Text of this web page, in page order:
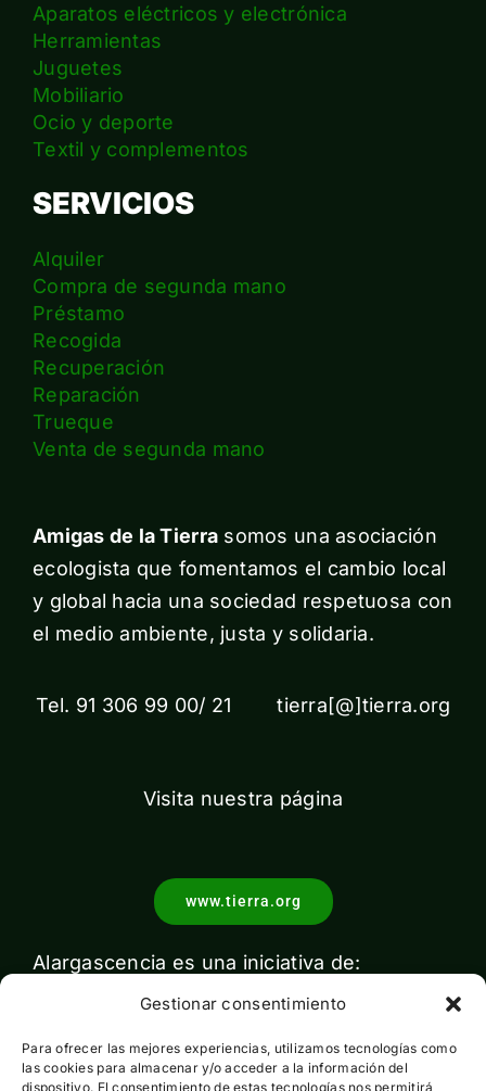
Gestionar consentimiento
Para ofrecer las mejores experiencias, utilizamos tecnologías como
las cookies para almacenar y/o acceder a la información del
dispositivo. El consentimiento de estas tecnologías nos permitirá
Aparatos eléctricos y electrónica
Herramientas
Juguetes
Mobiliario
Ocio y deporte
Textil y complementos
SERVICIOS
Alquiler
Compra de segunda mano
Préstamo
Recogida
Recuperación
Reparación
Trueque
Venta de segunda mano
Amigas de la Tierra somos una asociación
ecologista que fomentamos el cambio local
y global hacia una sociedad respetuosa con
el medio ambiente, justa y solidaria.
Tel. 91 306 99 00/ 21 tierra[@]tierra.org
Visita nuestra página
www.tierra.org
Alargascencia es una iniciativa de: